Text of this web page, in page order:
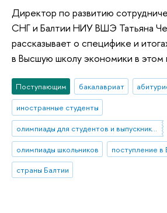
Директор по развитию
СНГ и Балтии НИУ ВШЭ Татьяна
рассказывает о специфике и
в Высшую школу экономики в этом
Поступающим бакалавриат
иностранные студенты
олимпиады для студентов и выпускников вузов
олимпиады школьников
поступление
страны Балтии